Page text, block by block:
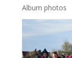
Album photos